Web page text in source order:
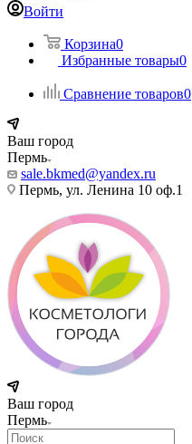
Войти
Корзина0
Избранные товары0
Сравнение товаров0
Ваш город
Пермь
sale.bkmed@yandex.ru
Пермь, ул. Ленина 10 оф.1
Ваш город
Пермь